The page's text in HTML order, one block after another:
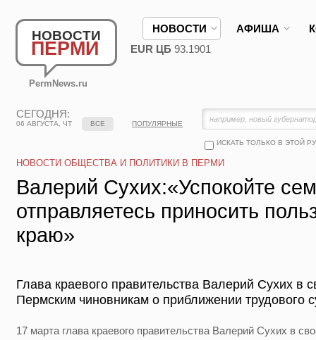
НОВОСТИ
ПЕРМИ
PermNews.ru
НОВОСТИ АФИША
EUR ЦБ 93.1901
СЕГОДНЯ:
06 АВГУСТА, ЧТ
ИСКАТЬ ТОЛЬКО В ЭТОЙ
ВСЕ ПОПУЛЯРНЫЕ
НОВОСТИ ОБЩЕСТВА И ПОЛИТИКИ В ПЕРМИ
Валерий Сухих:«Успокойте
отправляетесь приносить
краю»
Глава краевого правительства Валерий Сухих в
Пермским чиновникам о приближении трудового
17 марта глава краевого правительства Валерий Сухих в